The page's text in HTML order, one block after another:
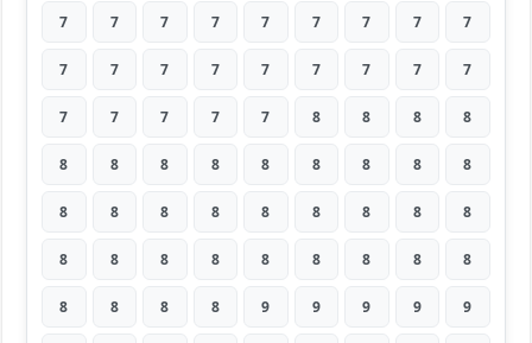
7 7 7 7 7 7 7 7 7
7 7 7 7 7 7 7 7 7
7 7 7 7 7 8 8 8 8
8 8 8 8 8 8 8 8 8
8 8 8 8 8 8 8 8 8
8 8 8 8 8 8 8 8 8
8 8 8 8 9 9 9 9 9